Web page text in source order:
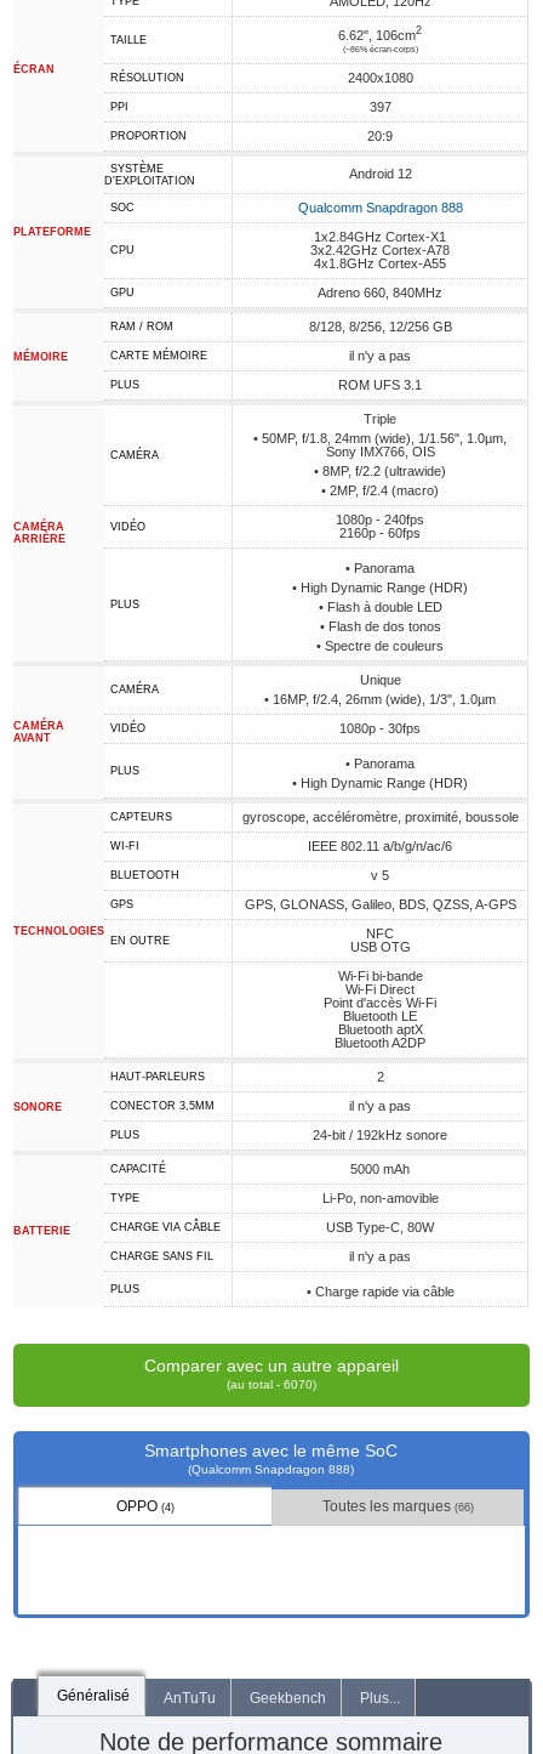
ÉCRAN
TAILLE 6.62", 106cm2
(~86% écran-corps)
RÉSOLUTION 2400x1080
PPI 397
PROPORTION 20:9
PLATEFORME
SYSTÈME
D'EXPLOITATION
Android 12
SOC Qualcomm Snapdragon 888
CPU
1x2.84GHz Cortex-X1
3x2.42GHz Cortex-A78
4x1.8GHz Cortex-A55
GPU Adreno 660, 840MHz
MÉMOIRE
RAM / ROM 8/128, 8/256, 12/256 GB
CARTE MÉMOIRE il n'y a pas
PLUS ROM UFS 3.1
CAMÉRA
ARRIÈRE
CAMÉRA
Triple
• 50MP, f/1.8, 24mm (wide), 1/1.56", 1.0µm,
Sony IMX766, OIS
• 8MP, f/2.2 (ultrawide)
• 2MP, f/2.4 (macro)
VIDÉO
1080p - 240fps
2160p - 60fps
PLUS
• Panorama
• High Dynamic Range (HDR)
• Flash à double LED
• Flash de dos tonos
• Spectre de couleurs
CAMÉRA
AVANT
CAMÉRA
Unique
• 16MP, f/2.4, 26mm (wide), 1/3", 1.0µm
VIDÉO 1080p - 30fps
PLUS
• Panorama
• High Dynamic Range (HDR)
TECHNOLOGIES
CAPTEURS gyroscope, accéléromètre, proximité, boussole
WI-FI IEEE 802.11 a/b/g/n/ac/6
BLUETOOTH v 5
GPS GPS, GLONASS, Galileo, BDS, QZSS, A-GPS
EN OUTRE
NFC
USB OTG
Wi-Fi bi-bande
Wi-Fi Direct
Point d'accès Wi-Fi
Bluetooth LE
Bluetooth aptX
Bluetooth A2DP
SONORE
HAUT-PARLEURS 2
CONECTOR 3,5MM il n'y a pas
PLUS 24-bit / 192kHz sonore
BATTERIE
CAPACITÉ 5000 mAh
TYPE Li-Po, non-amovible
CHARGE VIA CÂBLE USB Type-C, 80W
CHARGE SANS FIL il n'y a pas
PLUS • Charge rapide via câble
Comparer avec un autre appareil
(au total - 6070)
Smartphones avec le même SoC
(Qualcomm Snapdragon 888)
OPPO(4) Toutes les marques(66)
Généralisé AnTuTu Geekbench Plus...
Note de performance sommaire